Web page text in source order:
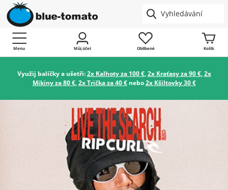
Menu Můj účet Oblíbené Košík
Využij balíčky a ušetři:2x Kalhoty za 100 €,2x Kraťasy za 90 €,2x
Mikiny za 80 €,2x Trička za 40 €nebo2x Kšiltovky 30 €